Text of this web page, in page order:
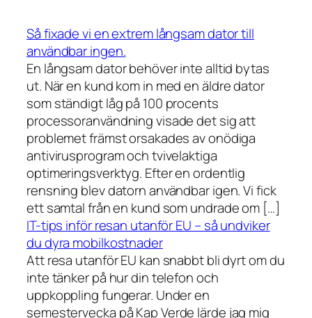
Så fixade vi en extrem långsam dator till
användbar ingen.
En långsam dator behöver inte alltid bytas
ut. När en kund kom in med en äldre dator
som ständigt låg på 100 procents
processoranvändning visade det sig att
problemet främst orsakades av onödiga
antivirusprogram och tvivelaktiga
optimeringsverktyg. Efter en ordentlig
rensning blev datorn användbar igen. Vi fick
ett samtal från en kund som undrade om […]
IT-tips inför resan utanför EU – så undviker
du dyra mobilkostnader
Att resa utanför EU kan snabbt bli dyrt om du
inte tänker på hur din telefon och
uppkoppling fungerar. Under en
semestervecka på Kap Verde lärde jag mig